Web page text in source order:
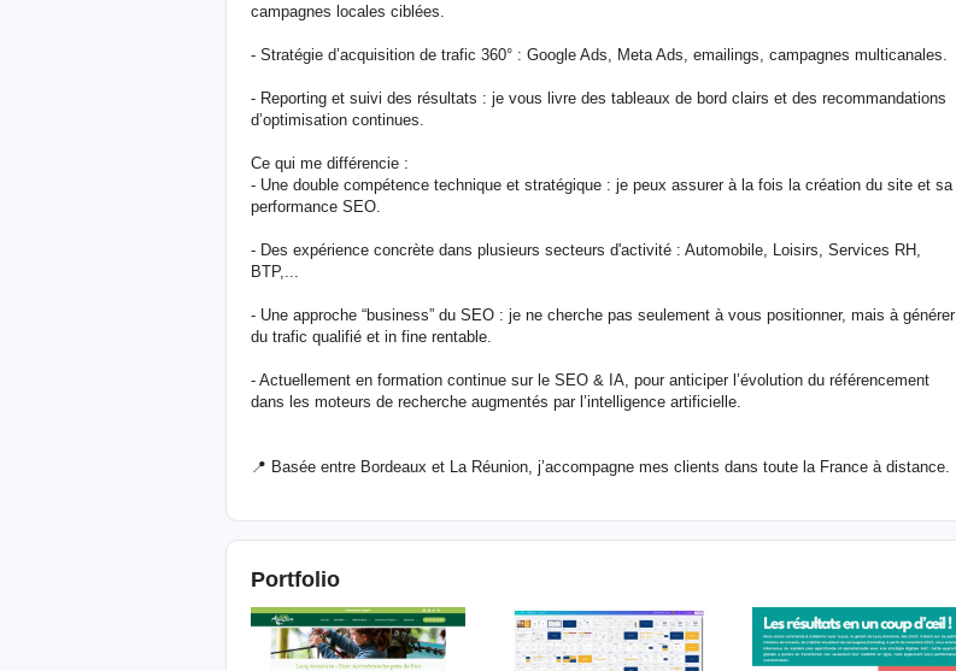
campagnes locales ciblées.
- Stratégie d’acquisition de trafic 360° : Google Ads, Meta Ads, emailings, campagnes multicanales.
- Reporting et suivi des résultats : je vous livre des tableaux de bord clairs et des recommandations
d’optimisation continues.
Ce qui me différencie :
- Une double compétence technique et stratégique : je peux assurer à la fois la création du site et sa
performance SEO.
- Des expérience concrète dans plusieurs secteurs d'activité : Automobile, Loisirs, Services RH,
BTP,...
- Une approche “business” du SEO : je ne cherche pas seulement à vous positionner, mais à générer
du trafic qualifié et in fine rentable.
- Actuellement en formation continue sur le SEO & IA, pour anticiper l’évolution du référencement
dans les moteurs de recherche augmentés par l’intelligence artificielle.
📍 Basée entre Bordeaux et La Réunion, j’accompagne mes clients dans toute la France à distance.
Portfolio